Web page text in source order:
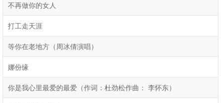
不再做你的女人
打工走天涯
等你在老地方（周冰倩演唱）
娜份缘
你是我心里最爱的最爱（作词：杜劲松作曲： 李怀东）